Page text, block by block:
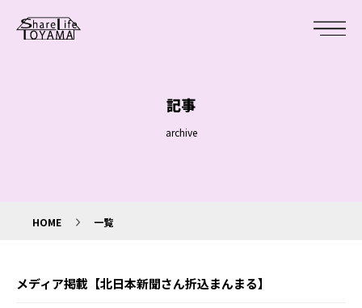
記事
archive
HOME 一覧
メディア掲載【北日本新聞さん折込まんまる】